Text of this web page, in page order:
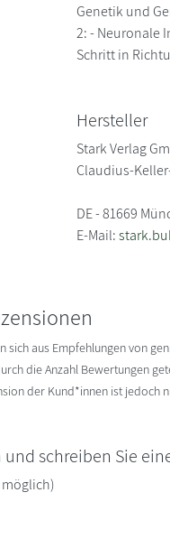
Genetik und
2: - Neuronale
Schritt in
Hersteller
Stark Verlag
Claudius-
DE - 81669
E-Mail:
sich aus Empfehlungen von
die Anzahl Bewertungen
der Kund*innen ist jedoch
und schreiben Sie